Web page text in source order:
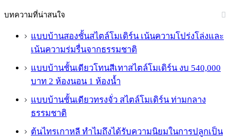
บทความที่น่าสนใจ
แบบบ้านสองชั้นสไตล์โมเดิร์น เน้นความโปร่งโล่งและ
เน้นความร่มรื่นจากธรรมชาติ
แบบบ้านชั้นเดียวโทนสีเทาสไตล์โมเดิร์น งบ 540,000
บาท 2 ห้องนอน 1 ห้องน้ำ
แบบบ้านชั้นเดียวทรงจั่ว สไตล์โมเดิร์น ท่ามกลาง
ธรรมชาติ
ต้นไทรเกาหลี ทำไมถึงได้รับความนิยมในการปลูกเป็น